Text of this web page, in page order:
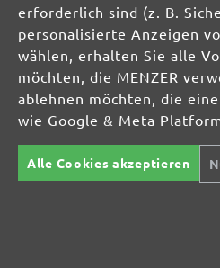
erforderlich sind (z. B.
personalisierte Anzeigen
wählen, erhalten Sie alle
möchten, die MENZER
ablehnen möchten, die
wie Google & Meta
Alle Cookies akzeptieren